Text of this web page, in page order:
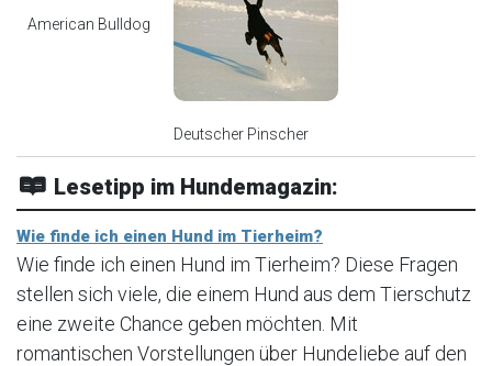
American Bulldog
Deutscher Pinscher
Lesetipp im Hundemagazin:
Wie finde ich einen Hund im Tierheim?
Wie finde ich einen Hund im Tierheim? Diese Fragen
stellen sich viele, die einem Hund aus dem Tierschutz
eine zweite Chance geben möchten. Mit
romantischen Vorstellungen über Hundeliebe auf den